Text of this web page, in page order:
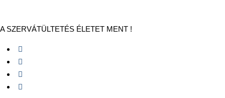
A SZERVÁTÜLTETÉS ÉLETET MENT !